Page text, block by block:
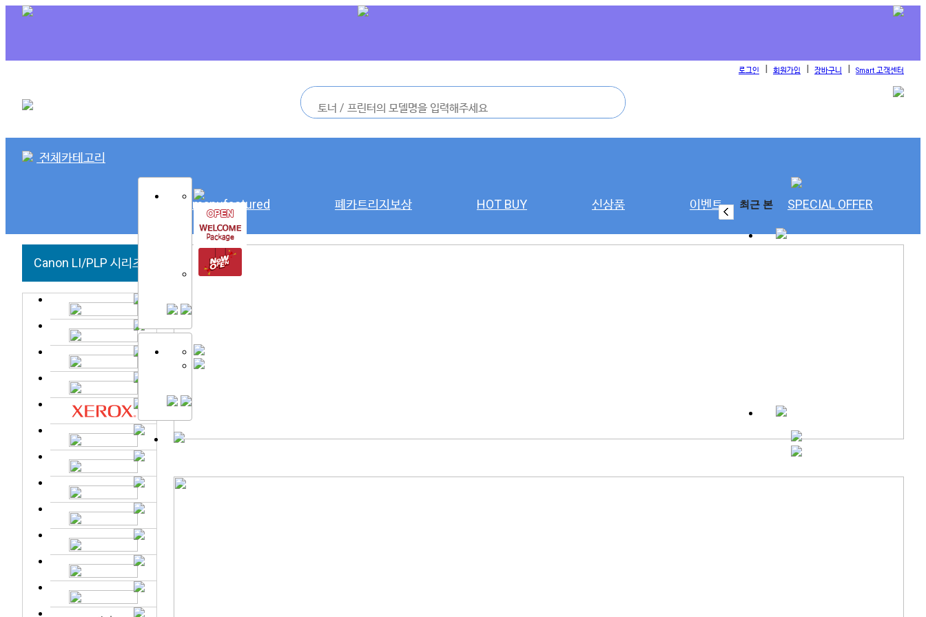
최근 본
로그인 l 회원가입 l 장바구니 l Smart 고객센터
전체카테고리
SK Remanufactured 폐카트리지보상 HOT BUY 신상품 이벤트 SPECIAL OFFER
Canon LI/PLP 시리즈